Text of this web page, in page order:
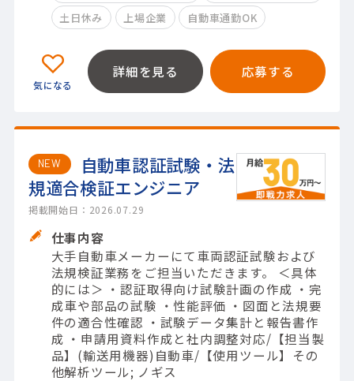
土日休み
上場企業 自動車通勤OK
詳細を見る 応募する
NEW
自動車認証試験・法
規適合検証エンジニア
掲載開始日：2026.07.29
仕事内容
大手自動車メーカーにて車両認証試験および
法規検証業務をご担当いただきます。 ＜具体
的には＞ ・認証取得向け試験計画の作成 ・完
成車や部品の試験 ・性能評価 ・図面と法規要
件の適合性確認 ・試験データ集計と報告書作
成 ・申請用資料作成と社内調整対応/【担当製
品】(輸送用機器)自動車/【使用ツール】その
他解析ツール; ノギス